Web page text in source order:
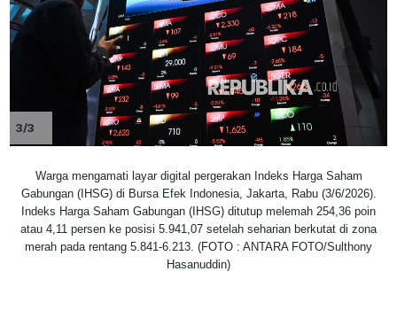
3/3
Warga mengamati layar digital pergerakan Indeks Harga Saham
Gabungan (IHSG) di Bursa Efek Indonesia, Jakarta, Rabu (3/6/2026).
Indeks Harga Saham Gabungan (IHSG) ditutup melemah 254,36 poin
atau 4,11 persen ke posisi 5.941,07 setelah seharian berkutat di zona
merah pada rentang 5.841-6.213. (FOTO : ANTARA FOTO/Sulthony
Hasanuddin)